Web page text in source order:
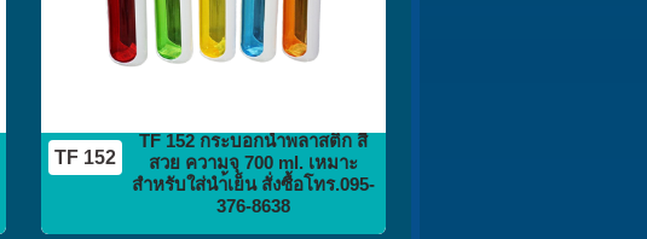
TF 152
TF 152 กระบอกน้ำพลาสติก สี
สวย ความจุ 700 ml. เหมาะ
สำหรับใส่นำ้เย็น สั่งซื้อโทร.095-
376-8638